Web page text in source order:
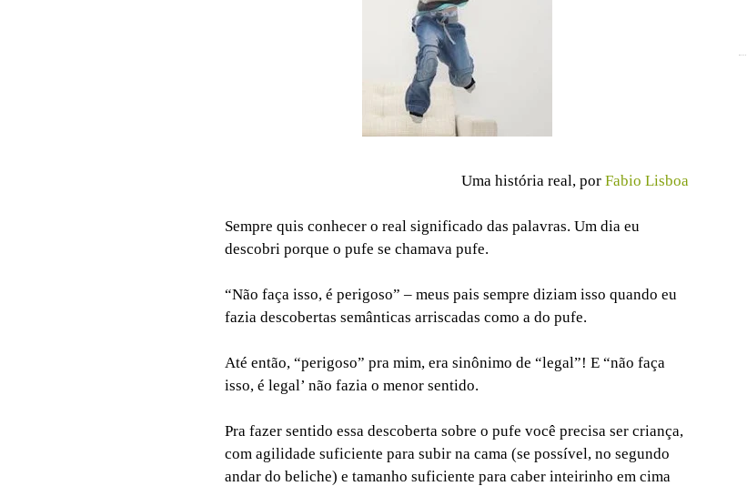
Uma história real, por Fabio Lisboa
Sempre quis conhecer o real significado das palavras. Um dia eu
descobri porque o pufe se chamava pufe.
“Não faça isso, é perigoso” – meus pais sempre diziam isso quando eu
fazia descobertas semânticas arriscadas como a do pufe.
Até então, “perigoso” pra mim, era sinônimo de “legal”! E “não faça
isso, é legal’ não fazia o menor sentido.
Pra fazer sentido essa descoberta sobre o pufe você precisa ser criança,
com agilidade suficiente para subir na cama (se possível, no segundo
andar do beliche) e tamanho suficiente para caber inteirinho em cima